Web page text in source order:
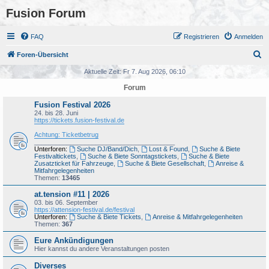
Fusion Forum
FAQ Anmelden
Registrieren
Foren-Übersicht
Aktuelle Zeit: Fr 7. Aug 2026, 06:10
Forum
Fusion Festival 2026
24. bis 28. Juni
https://tickets.fusion-festival.de
Achtung: Ticketbetrug
Unterforen:
Suche DJ/Band/Dich, Lost & Found,
Suche & Biete
Festivaltickets
Suche & Biete Sonntagstickets
Suche & Biete
Zusatzticket für Fahrzeuge
Suche & Biete Gesellschaft,
Anreise &
Mitfahrgelegenheiten
Themen: 13465
at.tension #11 | 2026
03. bis 06. September
https://attension-festival.de/festival
Unterforen:
Suche & Biete Tickets
Anreise & Mitfahrgelegenheiten
Themen: 367
Eure Ankündigungen
Hier kannst du andere Veranstaltungen posten
Diverses